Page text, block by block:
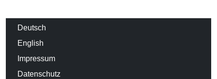
Deutsch
English
Impressum
Datenschutz